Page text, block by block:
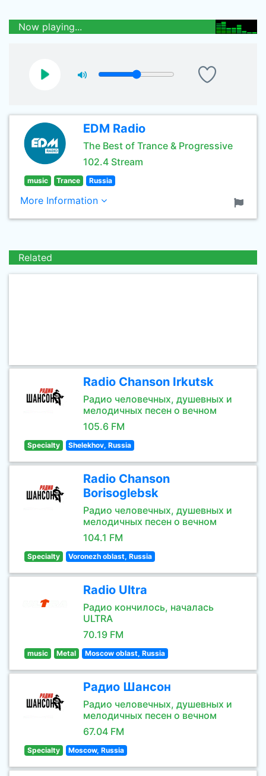
Now playing...
EDM Radio
The Best of Trance & Progressive
102.4 Stream
music Trance Russia
More Information
Related
Radio Chanson Irkutsk
Радио человечных, душевных и
мелодичных песен о вечном
105.6 FM
Specialty Shelekhov, Russia
Radio Chanson
Borisoglebsk
Радио человечных, душевных и
мелодичных песен о вечном
104.1 FM
Specialty Voronezh oblast, Russia
Radio Ultra
Радио кончилось, началась
ULTRA
70.19 FM
music Metal Moscow oblast, Russia
Радио Шансон
Радио человечных, душевных и
мелодичных песен о вечном
67.04 FM
Specialty Moscow, Russia